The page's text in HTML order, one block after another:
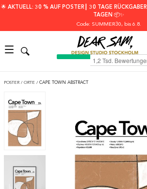
🌟 AKTUELL: 30 % AUF POSTER┃ 30 TAGE
TAGEN 📦✨
Code: SUMMER30, bis 6.8.
POSTER / ORTE / CAPE TOWN ABSTRACT